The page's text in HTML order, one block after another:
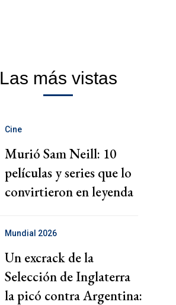
Las más vistas
Cine
Murió Sam Neill: 10
películas y series que lo
convirtieron en leyenda
Mundial 2026
Un excrack de la
Selección de Inglaterra
la picó contra Argentina: